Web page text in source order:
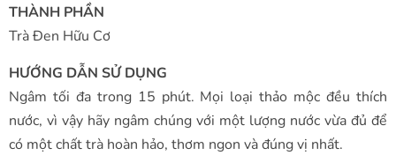
THÀNH PHẦN
Trà Đen Hữu Cơ
HƯỚNG DẪN SỬ DỤNG
Ngâm tối đa trong 15 phút. Mọi loại thảo mộc đều thích
nước, vì vậy hãy ngâm chúng với một lượng nước vừa đủ để
có một chất trà hoàn hảo, thơm ngon và đúng vị nhất.